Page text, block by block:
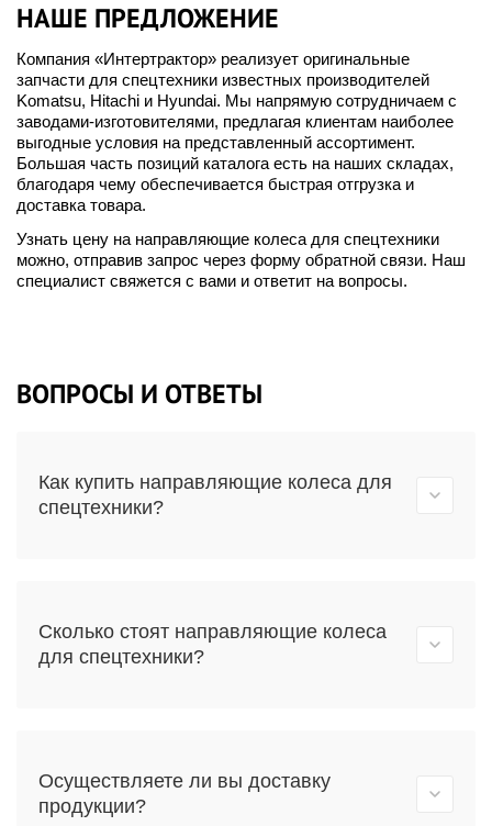
НАШЕ ПРЕДЛОЖЕНИЕ
Компания «Интертрактор» реализует оригинальные
запчасти для спецтехники известных производителей
Komatsu, Hitachi и Hyundai. Мы напрямую сотрудничаем с
заводами-изготовителями, предлагая клиентам наиболее
выгодные условия на представленный ассортимент.
Большая часть позиций каталога есть на наших складах,
благодаря чему обеспечивается быстрая отгрузка и
доставка товара.
Узнать цену на направляющие колеса для спецтехники
можно, отправив запрос через форму обратной связи. Наш
специалист свяжется с вами и ответит на вопросы.
ВОПРОСЫ И ОТВЕТЫ
Как купить направляющие колеса для
спецтехники?
Сколько стоят направляющие колеса
для спецтехники?
Осуществляете ли вы доставку
продукции?